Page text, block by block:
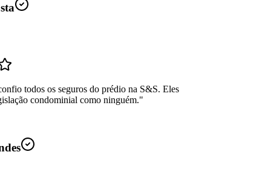
todos os seguros do prédio na S&S. Eles
condominial como ninguém."